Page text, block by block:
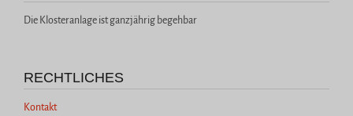
Die Klosteranlage ist ganzjährig begehbar
RECHTLICHES
Kontakt